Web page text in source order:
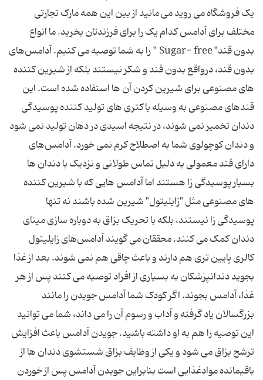
یک فروشگاه می ‌روید می‌ مانید از بین این همه مارک تجارتی
مختلف برای آدامس کدام یک را برای فرزندتان بخرید. ما انواع
بدون قند" Sugar- free " را به شما توصیه می‌ کنیم. آدامس‌های
بدون قند، درواقع بدون قند و شکر نیستند بلکه از شیرین کننده‌
های مصنوعی برای شیرین کردن آن ها استفاده شده است. این
قندهای مصنوعی به وسیله باکتری ‌های تولید کننده پوسیدگی
دندان تخمیر نمی ‌شوند، در نتیجه اسیدی در دهان تولید نمی ‌شود
و دندان کوچولوی شما به اصطلاح کرم نمی ‌خورد. آدامس‌های
دارای قند معمولی به دلیل تماس طولانی و نزدیک با دندان‌ ها
بسیار پوسیدگی ‌زا هستند اما آدامس ‌هایی که با شیرین کننده
‌های مصنوعی مثل "زایلیتول" شیرین شده باشند نه تنها
پوسیدگی ‌زا نیستند، بلکه با تحریک بزاق به دوباره‌ سازی مینای
دندان کمک می ‌کنند. محققان می‌ گویند آدامس‌های زایلیتول
کالری پایین ‌تری هم دارند و باعث چاقی هم نمی ‌شوند. بعد از غذا
بجوید دندانپزشکان به بسیاری از افراد توصیه می ‌کنند پس از هر
غذا، آدامس بجوند. اگر کودک شما آدامس جویدن را مانند
بزرگسالان یاد گرفته و آداب و رسوم آن را می ‌داند، شما می‌ توانید
این توصیه را هم به او داشته باشید. جویدن آدامس باعث افزایش
ترشح بزاق می‌ شود و یکی از وظایف بزاق شستشوی دندان‌ ها از
باقیمانده موادغذایی است بنابراین جویدن آدامس پس از خوردن